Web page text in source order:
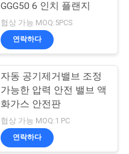
GGG50 6 인치 플랜지
협상 가능 MOQ:5PCS
연락하다
자동 공기제거밸브 조정
가능한 압력 안전 밸브 액
화가스 안전판
협상 가능 MOQ:1 PC
연락하다